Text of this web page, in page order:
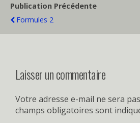
Publication Précédente
Formules 2
Laisser un commentaire
Votre adresse e-mail ne sera
champs obligatoires sont